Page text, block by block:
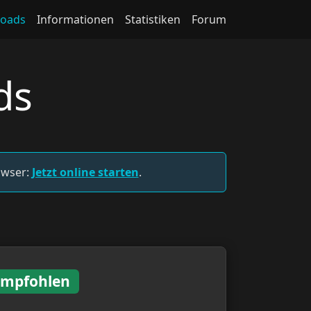
Informationen Statistiken Forum
Jetzt online starten.